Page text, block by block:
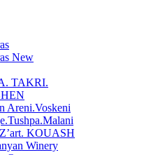
New
TAKRI.
Areni.Voskeni
KOUASH
Winery